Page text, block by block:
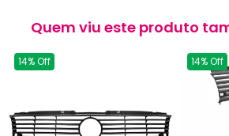
Quem viu este produto
14% Off 14% Off